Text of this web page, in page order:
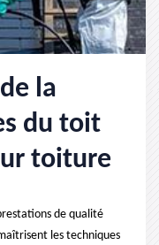
la
du toit
toiture
de qualité
les techniques